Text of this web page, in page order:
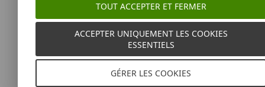
TOUT ACCEPTER ET FERMER
ACCEPTER UNIQUEMENT LES COOKIES
ESSENTIELS
GÉRER LES COOKIES